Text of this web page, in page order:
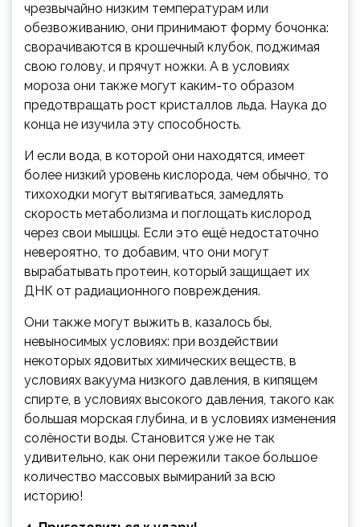
чрезвычайно низким температурам или
обезвоживанию, они принимают форму бочонка:
сворачиваются в крошечный клубок, поджимая
свою голову, и прячут ножки. А в условиях
мороза они также могут каким-то образом
предотвращать рост кристаллов льда. Наука до
конца не изучила эту способность.
И если вода, в которой они находятся, имеет
более низкий уровень кислорода, чем обычно, то
тихоходки могут вытягиваться, замедлять
скорость метаболизма и поглощать кислород
через свои мышцы. Если это ещё недостаточно
невероятно, то добавим, что они могут
вырабатывать протеин, который защищает их
ДНК от радиационного повреждения.
Они также могут выжить в, казалось бы,
невыносимых условиях: при воздействии
некоторых ядовитых химических веществ, в
условиях вакуума низкого давления, в кипящем
спирте, в условиях высокого давления, такого как
большая морская глубина, и в условиях изменения
солёности воды. Становится уже не так
удивительно, как они пережили такое большое
количество массовых вымираний за всю
историю!